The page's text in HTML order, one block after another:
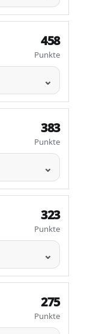
458
Punkte
383
Punkte
323
Punkte
275
Punkte